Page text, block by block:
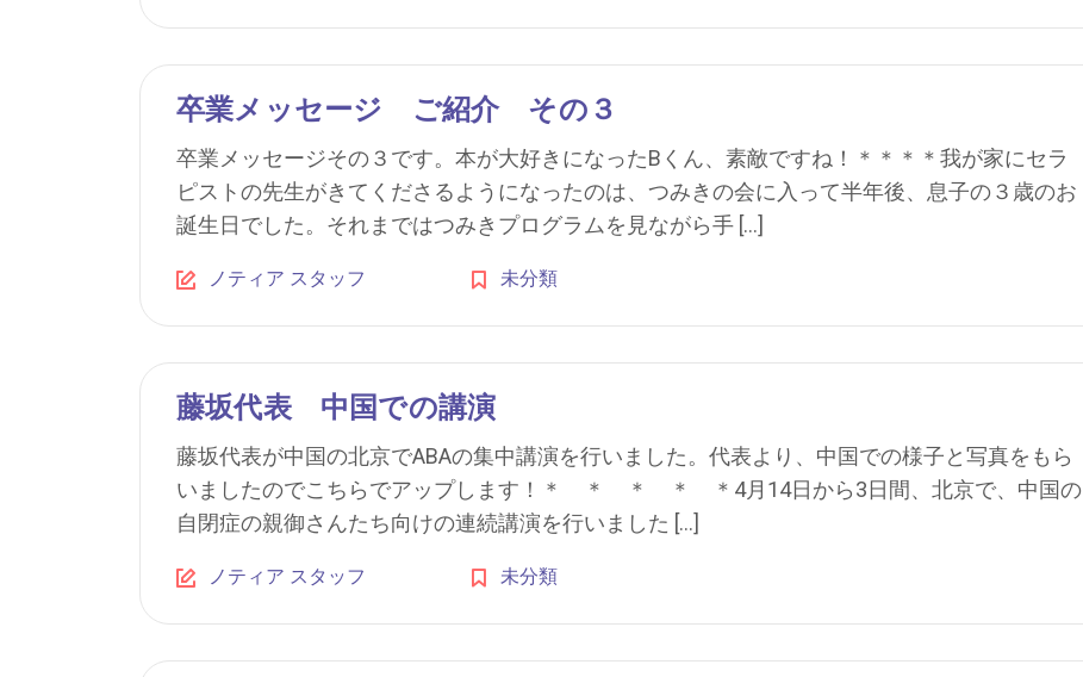
卒業メッセージ ご紹介 その３
卒業メッセージその３です。本が大好きになったBくん、素敵ですね！＊＊＊＊我が家にセラ
ピストの先生がきてくださるようになったのは、つみきの会に入って半年後、息子の３歳のお
誕生日でした。それまではつみきプログラムを見ながら手 […]
ノティア スタッフ 未分類
藤坂代表 中国での講演
藤坂代表が中国の北京でABAの集中講演を行いました。代表より、中国での様子と写真をもら
いましたのでこちらでアップします！＊ ＊ ＊ ＊ ＊4月14日から3日間、北京で、中国の
自閉症の親御さんたち向けの連続講演を行いました […]
ノティア スタッフ 未分類